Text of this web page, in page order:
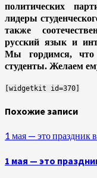
политических
лидеры
также
русский язык и
Мы гордимся, что
студенты. Желаем
[widgetkit id=370]
Похожие записи
1 мая — это праздник
1 мая — это